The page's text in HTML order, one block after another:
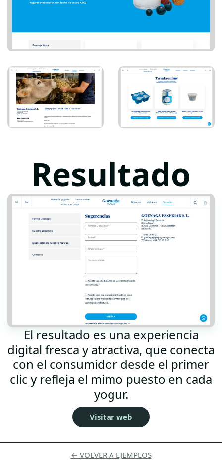
Resultado
El resultado es una experiencia
digital fresca y atractiva, que conecta
con el consumidor desde el primer
clic y refleja el mimo puesto en cada
yogur.
Visitar web
← VOLVER A EJEMPLOS